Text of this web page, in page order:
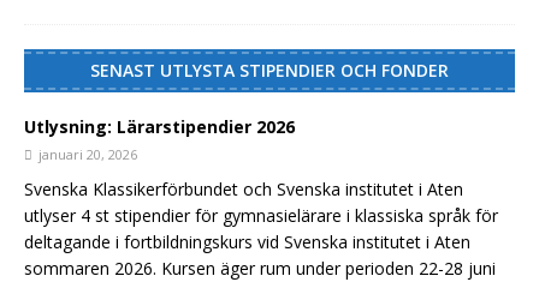
SENAST UTLYSTA STIPENDIER OCH FONDER
Utlysning: Lärarstipendier 2026
januari 20, 2026
Svenska Klassikerförbundet och Svenska institutet i Aten
utlyser 4 st stipendier för gymnasielärare i klassiska språk för
deltagande i fortbildningskurs vid Svenska institutet i Aten
sommaren 2026. Kursen äger rum under perioden 22-28 juni